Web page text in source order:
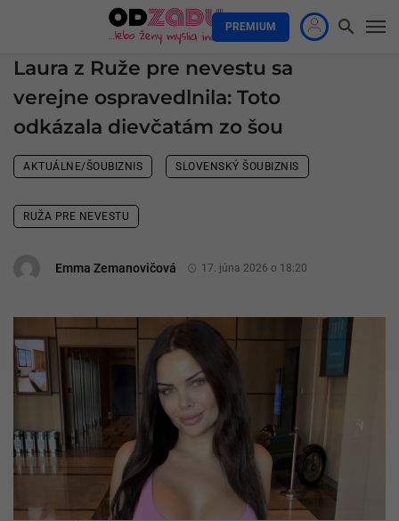
PREMIUM
Laura z Ruže pre nevestu sa
verejne ospravedlnila: Toto
odkázala dievčatám zo šou
AKTUÁLNE/ŠOUBIZNIS SLOVENSKÝ ŠOUBIZNIS
RUŽA PRE NEVESTU
Emma Zemanovičová 17. júna 2026 o 18:20